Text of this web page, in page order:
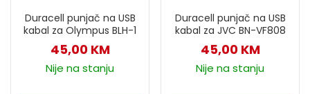
Duracell punjač na USB
kabal za Olympus BLH-1
45,00 KM
Nije na stanju
Duracell punjač na USB
kabal za JVC BN-VF808
45,00 KM
Nije na stanju